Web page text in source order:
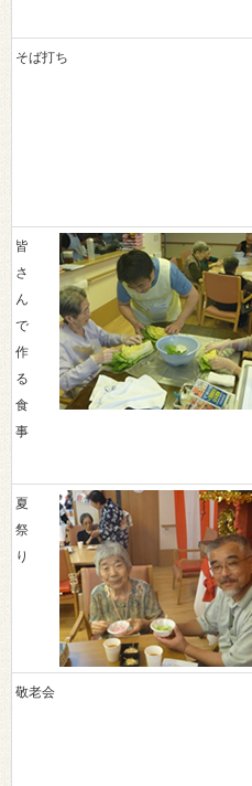
そば打ち
皆
さ
ん
で
作
る
食
事
夏
祭
り
敬老会